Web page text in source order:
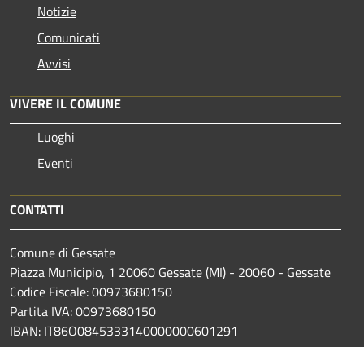
Notizie
Comunicati
Avvisi
VIVERE IL COMUNE
Luoghi
Eventi
CONTATTI
Comune di Gessate
Piazza Municipio, 1 20060 Gessate (MI) - 20060 - Gessate
Codice Fiscale: 00973680150
Partita IVA: 00973680150
IBAN: IT86O0845333140000000601291